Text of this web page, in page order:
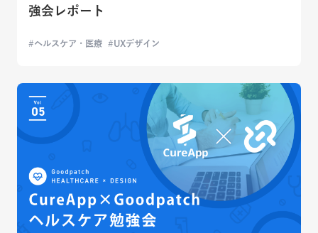
強会レポート
ヘルスケア・医療 UXデザイン